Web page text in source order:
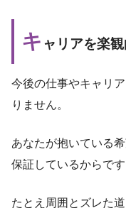
キ ャリアを楽
今後の仕事やキャリ
りません。
あなたが抱いている
保証しているからです
たとえ周囲とズレた